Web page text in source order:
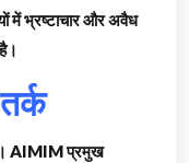
में भ्रष्टाचार और अवैध
AIMIM प्रमुख